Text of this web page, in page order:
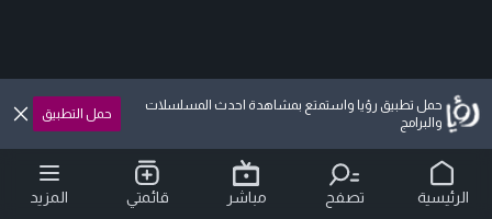
حمل تطبيق رؤيا واستمتع بمشاهدة احدث المسلسلات
والبرامج
حمل التطبيق
الرئيسية تصفح مباشر قائمتي المزيد